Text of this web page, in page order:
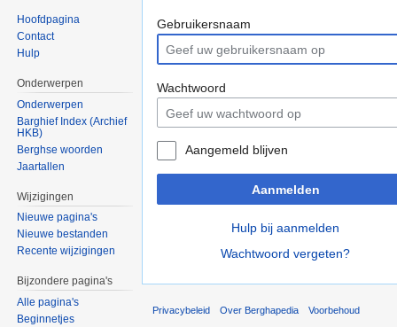
Gebruikersnaam
Wachtwoord
Aangemeld blijven
Aanmelden
Hulp bij aanmelden
Wachtwoord vergeten?
Hoofdpagina
Contact
Hulp
Onderwerpen
Onderwerpen
Barghief Index (Archief
HKB)
Berghse woorden
Jaartallen
Wijzigingen
Nieuwe pagina's
Nieuwe bestanden
Recente wijzigingen
Bijzondere pagina's
Alle pagina's
Beginnetjes
Privacybeleid Over Berghapedia Voorbehoud